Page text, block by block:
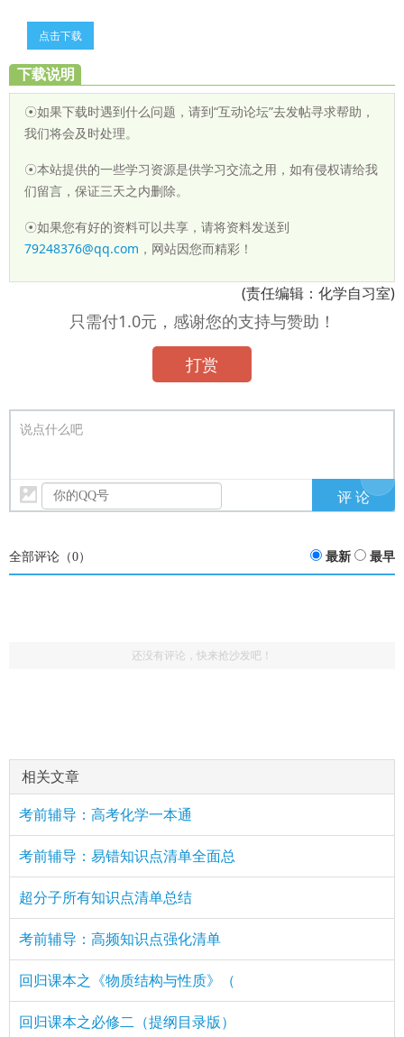
点击下载
下载说明
☉如果下载时遇到什么问题，请到“互动论坛”去发帖寻求帮助，
我们将会及时处理。
☉本站提供的一些学习资源是供学习交流之用，如有侵权请给我
们留言，保证三天之内删除。
☉如果您有好的资料可以共享，请将资料发送到
79248376@qq.com ，网站因您而精彩！
(责任编辑：化学自习室)
只需付1.0元，感谢您的支持与赞助！
打赏
说点什么吧
全部评论（0） 最新 最早
还没有评论，快来抢沙发吧！
相关文章
考前辅导：高考化学一本通
考前辅导：易错知识点清单全面总
超分子所有知识点清单总结
考前辅导：高频知识点强化清单
回归课本之《物质结构与性质》（
回归课本之必修二（提纲目录版）